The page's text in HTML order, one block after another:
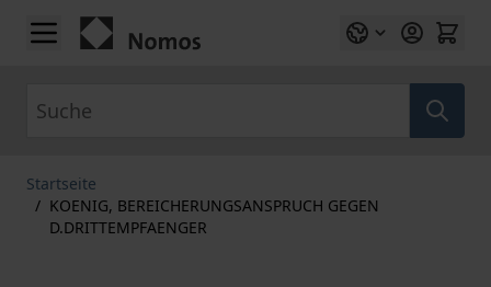
Zum Inhalt springen
Startseite
/ KOENIG, BEREICHERUNGSANSPRUCH GEGEN
D.DRITTEMPFAENGER